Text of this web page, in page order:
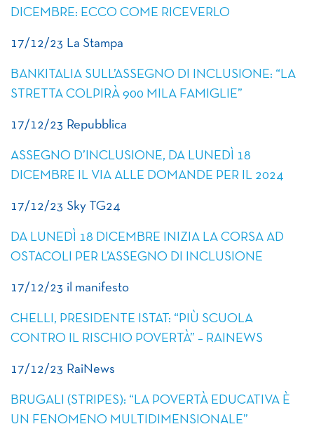
DICEMBRE: ECCO COME RICEVERLO
17/12/23 La Stampa
BANKITALIA SULL’ASSEGNO DI INCLUSIONE: “LA
STRETTA COLPIRÀ 900 MILA FAMIGLIE”
17/12/23 Repubblica
ASSEGNO D’INCLUSIONE, DA LUNEDÌ 18
DICEMBRE IL VIA ALLE DOMANDE PER IL 2024
17/12/23 Sky TG24
DA LUNEDÌ 18 DICEMBRE INIZIA LA CORSA AD
OSTACOLI PER L’ASSEGNO DI INCLUSIONE
17/12/23 il manifesto
CHELLI, PRESIDENTE ISTAT: “PIÙ SCUOLA
CONTRO IL RISCHIO POVERTÀ” – RAINEWS
17/12/23 RaiNews
BRUGALI (STRIPES): “LA POVERTÀ EDUCATIVA È
UN FENOMENO MULTIDIMENSIONALE”